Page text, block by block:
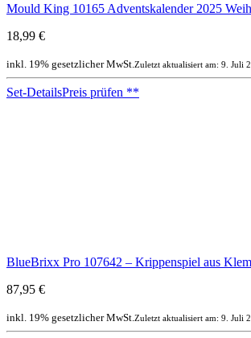
Mould King 10165 Adventskalender 2025
18,99 €
inkl. 19% gesetzlicher MwSt.Zuletzt aktualisiert am: 9. Juli
Set-DetailsPreis prüfen **
BlueBrixx Pro 107642 – Krippenspiel aus
87,95 €
inkl. 19% gesetzlicher MwSt.Zuletzt aktualisiert am: 9. Juli